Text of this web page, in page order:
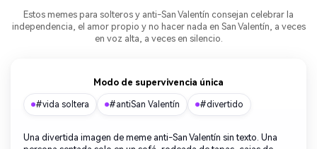
Estos memes para solteros y anti-San Valentín consejan celebrar la
independencia, el amor propio y no hacer nada en San Valentín, a veces
en voz alta, a veces en silencio.
Modo de supervivencia única
#vida soltera #antiSan Valentín #divertido
Una divertida imagen de meme anti-San Valentín sin texto. Una